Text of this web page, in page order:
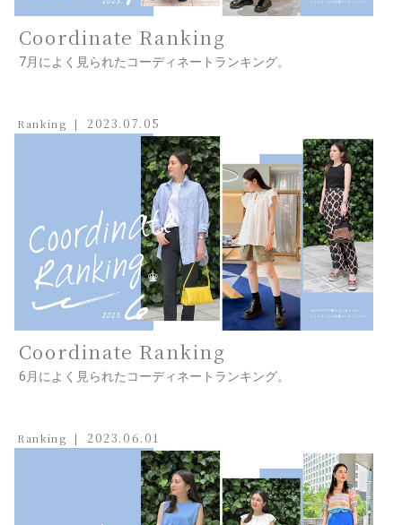
Coordinate Ranking
7月によく見られたコーディネートランキング。
Ranking 2023.07.05
Coordinate Ranking
6月によく見られたコーディネートランキング。
Ranking 2023.06.01